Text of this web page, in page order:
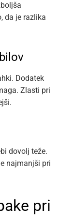
da je razlika
Dodatek
Zlasti pri
dovolj teže.
najmanjši pri
pri